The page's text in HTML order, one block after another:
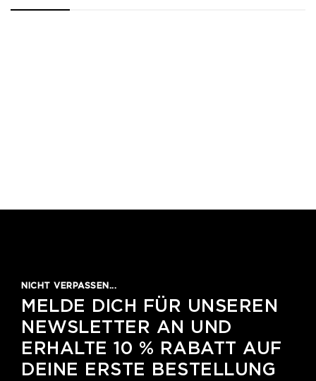
NICHT VERPASSEN...
MELDE DICH FÜR UNSEREN
NEWSLETTER AN UND
ERHALTE 10 % RABATT AUF
DEINE ERSTE BESTELLUNG